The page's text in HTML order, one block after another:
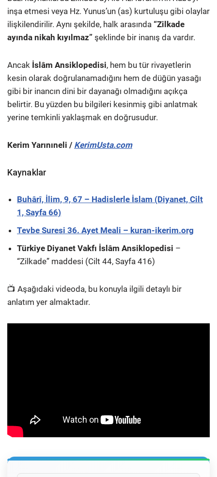
inşa etmesi veya Hz. Yunus’un (as) kurtuluşu gibi olaylar
ilişkilendirilir. Aynı şekilde, halk arasında “Zilkade
ayında nikah kıyılmaz” şeklinde bir inanış da vardır.
Ancak İslâm Ansiklopedisi, hem bu tür rivayetlerin
kesin olarak doğrulanamadığını hem de düğün yasağı
gibi bir inancın dini bir dayanağı olmadığını açıkça
belirtir. Bu yüzden bu bilgileri kesinmiş gibi anlatmak
yerine temkinli yaklaşmak en doğrusudur.
Kerim Yarınıneli / KerimUsta.com
Kaynaklar
Buhârî, İlim, 9, 67 – Hadislerle İslam (Diyanet, Cilt
1, Sayfa 66)
Tevbe Suresi 36. Ayet Meali – kuran-ikerim.org
Türkiye Diyanet Vakfı İslâm Ansiklopedisi –
“Zilkade” maddesi (Cilt 44, Sayfa 416)
📺 Aşağıdaki videoda, bu konuyla ilgili detaylı bir
anlatım yer almaktadır.